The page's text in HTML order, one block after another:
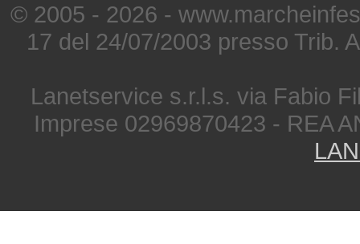
© 2005 - 2026 -
17 del 24/07/2003 presso Trib.
Lanetservice s.r.l.s. via Fabio
Imprese 02969870423 - REA